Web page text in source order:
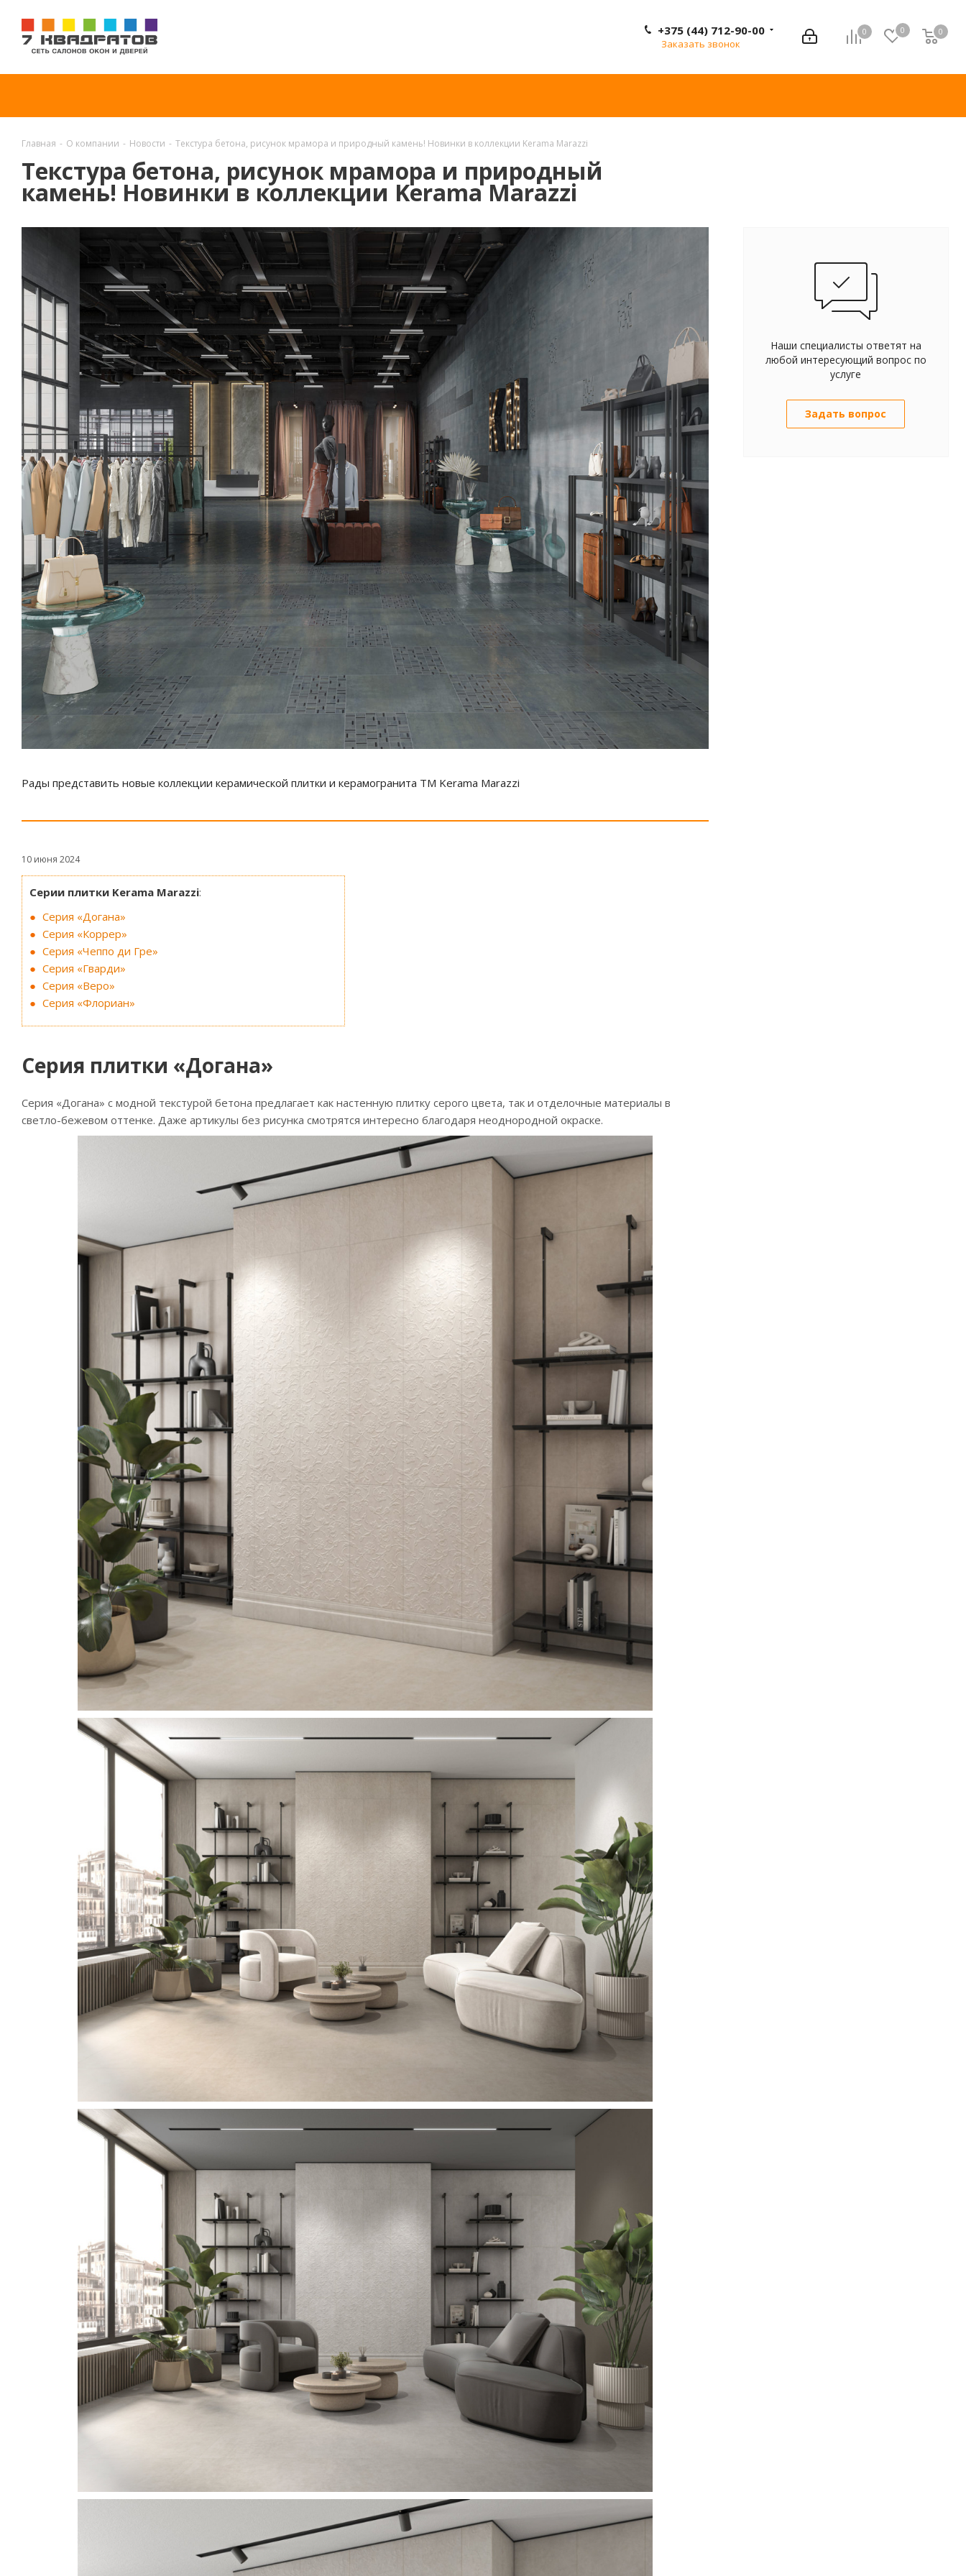
0 0 0
0
+375 (44) 712-90-00
Заказать звонок
Главная - О компании - Новости - Текстура бетона, рисунок мрамора и природный камень! Новинки в коллекции Kerama Marazzi
Текстура бетона, рисунок мрамора и природный
камень! Новинки в коллекции Kerama Marazzi
Рады представить новые коллекции керамической плитки и керамогранита ТМ Kerama Marazzi
10 июня 2024
Серии плитки Kerama Marazzi:
Серия «Догана»
Серия «Коррер»
Серия «Чеппо ди Гре»
Серия «Гварди»
Серия «Веро»
Серия «Флориан»
Серия плитки «Догана»
Серия «Догана» с модной текстурой бетона предлагает как настенную плитку серого цвета, так и отделочные материалы в
светло-бежевом оттенке. Даже артикулы без рисунка смотрятся интересно благодаря неоднородной окраске.
Наши специалисты ответят на
любой интересующий вопрос по
услуге
Задать вопрос